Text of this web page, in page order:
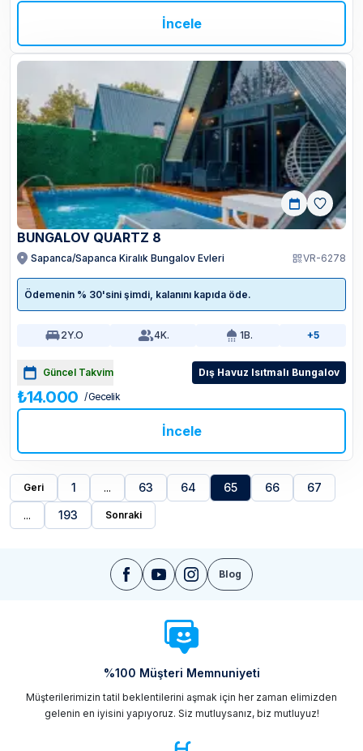
İncele
BUNGALOV QUARTZ 8
Sapanca/Sapanca Kiralık Bungalov Evleri VR-6278
Ödemenin % 30'sini şimdi, kalanını kapıda öde.
2Y.O 4K. 1B. +5
Güncel Takvim Dış Havuz Isıtmalı Bungalov
₺14.000 / Gecelik
İncele
Geri 1 ... 63 64 65 66
67
...
193 Sonraki
Blog
%100 Müşteri Memnuniyeti
Müşterilerimizin tatil beklentilerini aşmak için her zaman elimizden
gelenin en iyisini yapıyoruz. Siz mutluysanız, biz mutluyuz!